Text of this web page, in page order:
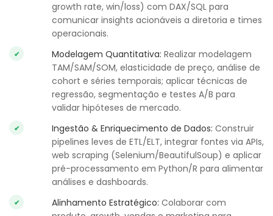
growth rate, win/loss) com DAX/SQL para
comunicar insights acionáveis a diretoria e times
operacionais.
Modelagem Quantitativa: Realizar modelagem
TAM/SAM/SOM, elasticidade de preço, análise de
cohort e séries temporais; aplicar técnicas de
regressão, segmentação e testes A/B para
validar hipóteses de mercado.
Ingestão & Enriquecimento de Dados: Construir
pipelines leves de ETL/ELT, integrar fontes via APIs,
web scraping (Selenium/BeautifulSoup) e aplicar
pré-processamento em Python/R para alimentar
análises e dashboards.
Alinhamento Estratégico: Colaborar com